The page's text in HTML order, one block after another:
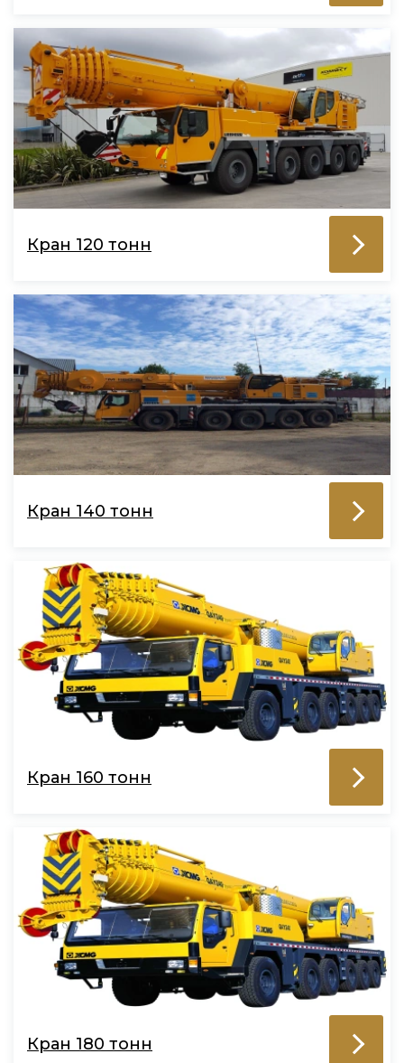
Кран 120 тонн
Кран 140 тонн
Кран 160 тонн
Кран 180 тонн